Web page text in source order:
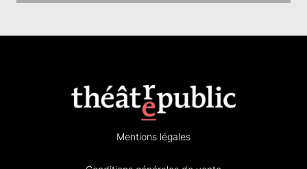
Mentions légales